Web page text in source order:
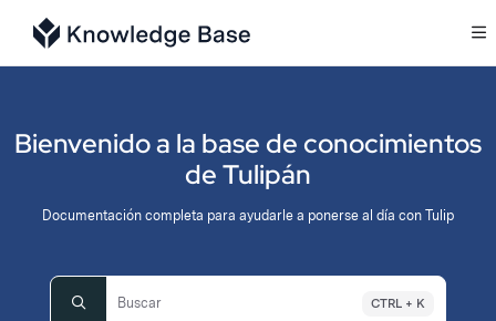
Documentation Index
Fetch the complete documentation index at:
Bienvenido a la base de conocimientos
de Tulipán
Documentación completa para ayudarle a ponerse al día con Tulip
Buscar CTRL + K
Press CTRL + K to open search